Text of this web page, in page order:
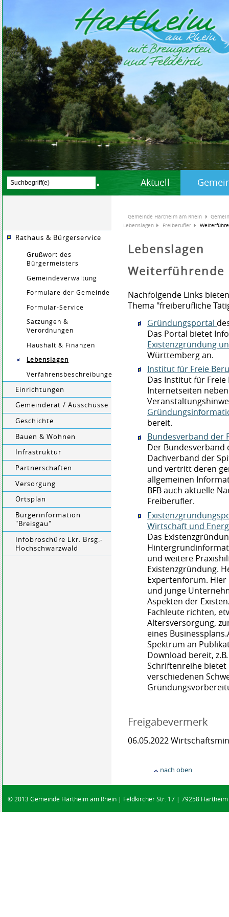
Aktuell
Rathaus & Bürgerservice
Grußwort des
Bürgermeisters
Gemeindeverwaltung
Formulare der Gemeinde
Formular-Service
Satzungen &
Verordnungen
Haushalt & Finanzen
Lebenslagen
Verfahrensbeschreibungen
Einrichtungen
Gemeinderat / Ausschüsse
Geschichte
Bauen & Wohnen
Infrastruktur
Partnerschaften
Versorgung
Ortsplan
Bürgerinformation
"Breisgau"
Infobroschüre Lkr. Brsg.-
Hochschwarzwald
Gemeinde Hartheim am Rhein
Lebenslagen
Freiberufler
Lebenslagen
Weiterführende
Nachfolgende Links
Thema "freiberufliche
Gründungsportal
Das Portal bietet
Existenzgründung
Württemberg an.
Institut für Freie
Das Institut für Freie
Internetseiten
bereit.
Bundesverband der
Der Bundesverband
Dachverband der
und vertritt deren
allgemeinen
BFB auch aktuelle
Freiberufler.
Wirtschaft und
Das
und weitere
Existenzgründung.
Expertenforum.
und junge
Aspekten der
Fachleute richten,
Altersversorgung,
eines
Spektrum an
Download bereit,
Schriftenreihe
verschiedenen
Freigabevermerk
06.05.2022
nach oben
© 2013 Gemeinde Hartheim am Rhein | Feldkircher Str. 17 | 79258